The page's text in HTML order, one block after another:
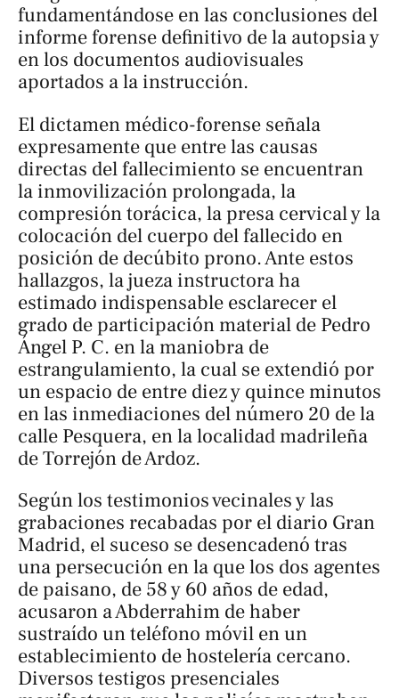
fundamentándose en las conclusiones del
informe forense definitivo de la autopsia y
en los documentos audiovisuales
aportados a la instrucción.
El dictamen médico-forense señala
expresamente que entre las causas
directas del fallecimiento se encuentran
la inmovilización prolongada, la
compresión torácica, la presa cervical y la
colocación del cuerpo del fallecido en
posición de decúbito prono. Ante estos
hallazgos, la jueza instructora ha
estimado indispensable esclarecer el
grado de participación material de Pedro
Ángel P. C. en la maniobra de
estrangulamiento, la cual se extendió por
un espacio de entre diez y quince minutos
en las inmediaciones del número 20 de la
calle Pesquera, en la localidad madrileña
de Torrejón de Ardoz.
Según los testimonios vecinales y las
grabaciones recabadas por el diario Gran
Madrid, el suceso se desencadenó tras
una persecución en la que los dos agentes
de paisano, de 58 y 60 años de edad,
acusaron a Abderrahim de haber
sustraído un teléfono móvil en un
establecimiento de hostelería cercano.
Diversos testigos presenciales